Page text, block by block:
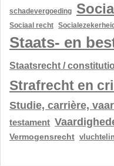
schadevergoeding
Sociaal recht
Staats- en
Staatsrecht /
Strafrecht en
Studie, carrière,
testament
Vermogensrecht